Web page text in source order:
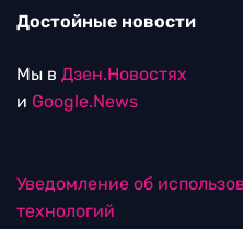
Достойные новости
Мы в Дзен.Новостях
и Google.News
Уведомление об
технологий